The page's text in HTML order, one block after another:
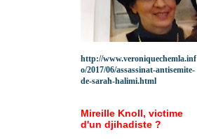
http://www.veroniquechemla.inf
o/2017/06/assassinat-antisemite-
de-sarah-halimi.html
Mireille Knoll, victime
d'un djihadiste ?